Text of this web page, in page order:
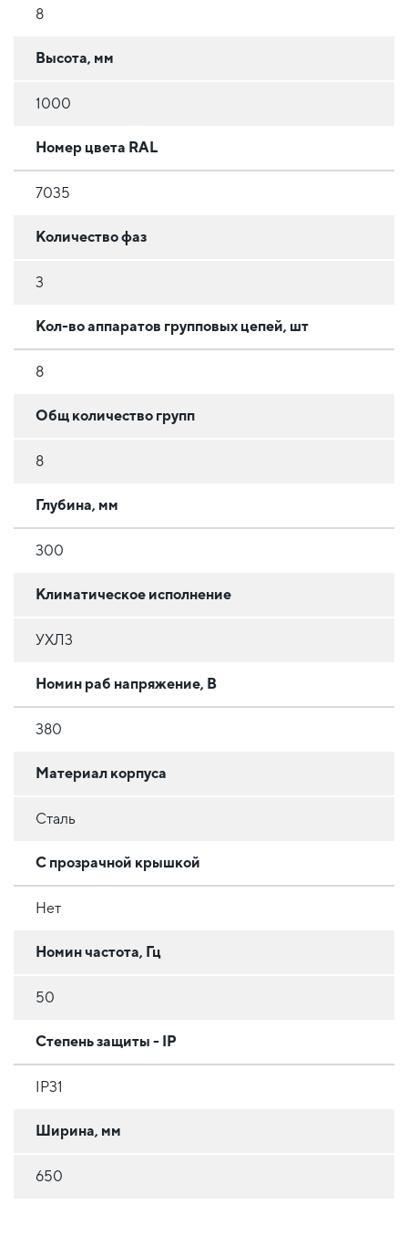
8
Высота, мм
1000
Номер цвета RAL
7035
Количество фаз
3
Кол-во аппаратов групповых цепей, шт
8
Общ количество групп
8
Глубина, мм
300
Климатическое исполнение
УХЛ3
Номин раб напряжение, В
380
Материал корпуса
Сталь
С прозрачной крышкой
Нет
Номин частота, Гц
50
Степень защиты - IP
IP31
Ширина, мм
650